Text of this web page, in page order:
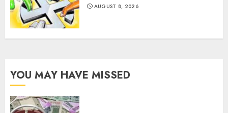
AUGUST 8, 2026
YOU MAY HAVE MISSED